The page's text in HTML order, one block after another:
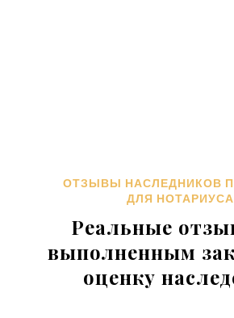
ОТЗЫВЫ НАСЛЕДНИКОВ
ДЛЯ НОТАРИУСА
Реальные
выполненным
оценку